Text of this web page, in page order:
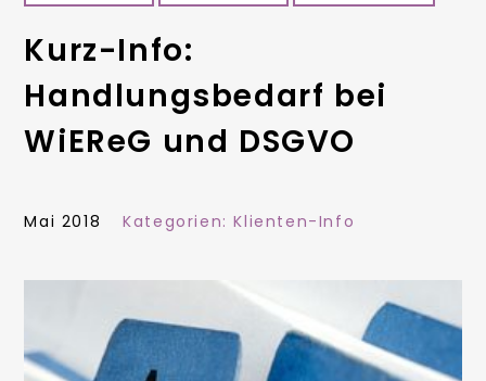
Kurz-Info:
Handlungsbedarf bei
WiEReG und DSGVO
Mai 2018 Kategorien:Klienten-Info